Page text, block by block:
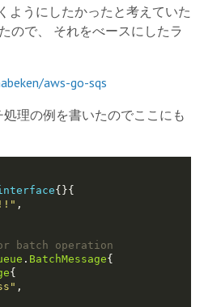
ようにしたかったと考えていた
ので、 それをべースにしたラ
aws-go-sqs
処理の例を書いたのでここにも
. BatchMessage